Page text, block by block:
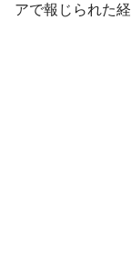
アで報じられた